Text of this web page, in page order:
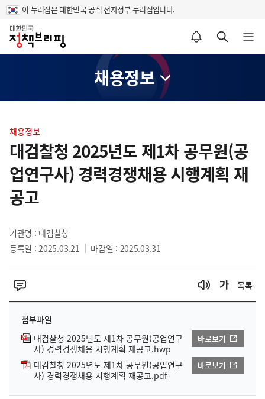
이 누리집은 대한민국 공식 전자정부 누리집입니다.
홈
알림설정 바로가기 검색 바로가기 메뉴 열기
채용정보
텐
츠
영
역
채용정보
대검찰청 2025년도 제1차 공무원(공
업연구사) 경력경쟁채용 시행계획 재
공고
기관명 : 대검찰청
등록일 : 2025.03.21
마감일 : 2025.03.31
목록
첨부파일
대검찰청 2025년도 제1차 공무원(공업연구
사) 경력경쟁채용 시행계획 재공고.hwp
바로보기
대검찰청 2025년도 제1차 공무원(공업연구
사) 경력경쟁채용 시행계획 재공고.pdf
바로보기